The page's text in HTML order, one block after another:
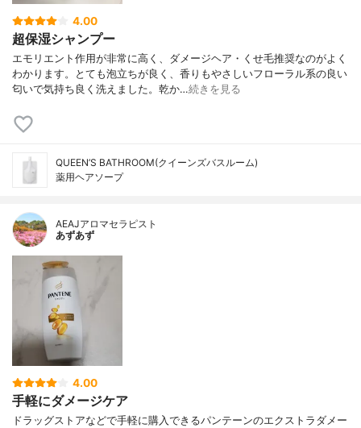
4.00
超保湿シャンプー
エモリエント作用が非常に高く、ダメージヘア・くせ毛推奨なのがよく
わかります。とても泡立ちが良く、香りもやさしいフローラル系の良い
匂いで気持ち良く洗えました。乾か…続きを見る
QUEEN’S BATHROOM(クイーンズバスルーム)
薬用ヘアソープ
AEAJアロマセラピスト
あずあず
4.00
手軽にダメージケア
ドラッグストアなどで手軽に購入できるパンテーンのエクストラダメー